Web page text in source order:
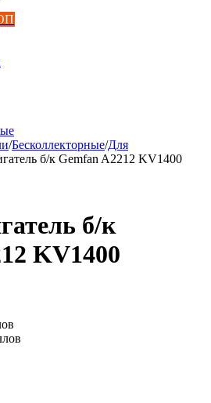
/Бесколлекторные/Для
б/к Gemfan A2212 KV1400
б/к
KV1400